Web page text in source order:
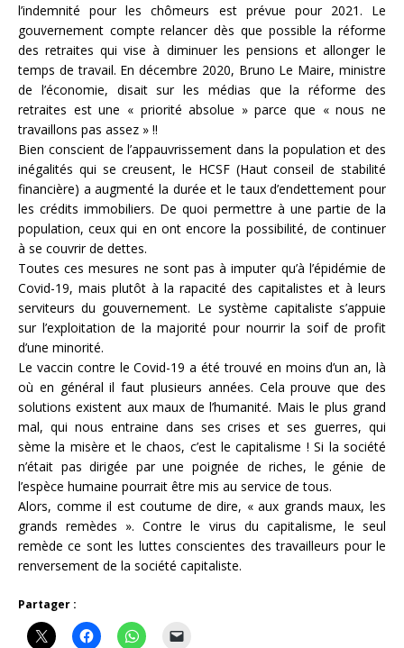
l’indemnité pour les chômeurs est prévue pour 2021. Le
gouvernement compte relancer dès que possible la réforme
des retraites qui vise à diminuer les pensions et allonger le
temps de travail. En décembre 2020, Bruno Le Maire, ministre
de l’économie, disait sur les médias que la réforme des
retraites est une « priorité absolue » parce que « nous ne
travaillons pas assez » !!
Bien conscient de l’appauvrissement dans la population et des
inégalités qui se creusent, le HCSF (Haut conseil de stabilité
financière) a augmenté la durée et le taux d’endettement pour
les crédits immobiliers. De quoi permettre à une partie de la
population, ceux qui en ont encore la possibilité, de continuer
à se couvrir de dettes.
Toutes ces mesures ne sont pas à imputer qu’à l’épidémie de
Covid-19, mais plutôt à la rapacité des capitalistes et à leurs
serviteurs du gouvernement. Le système capitaliste s’appuie
sur l’exploitation de la majorité pour nourrir la soif de profit
d’une minorité.
Le vaccin contre le Covid-19 a été trouvé en moins d’un an, là
où en général il faut plusieurs années. Cela prouve que des
solutions existent aux maux de l’humanité. Mais le plus grand
mal, qui nous entraine dans ses crises et ses guerres, qui
sème la misère et le chaos, c’est le capitalisme ! Si la société
n’était pas dirigée par une poignée de riches, le génie de
l’espèce humaine pourrait être mis au service de tous.
Alors, comme il est coutume de dire, « aux grands maux, les
grands remèdes ». Contre le virus du capitalisme, le seul
remède ce sont les luttes conscientes des travailleurs pour le
renversement de la société capitaliste.
Partager :